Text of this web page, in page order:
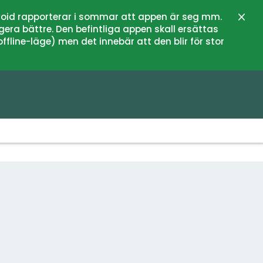
rapporterar i sommar att appen är seg mm.
bättre. Den befintliga appen skall ersättas
läge) men det innebär att den blir för stor